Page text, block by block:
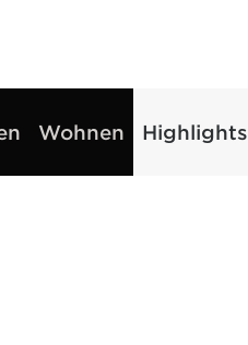
Wohnen Highlights